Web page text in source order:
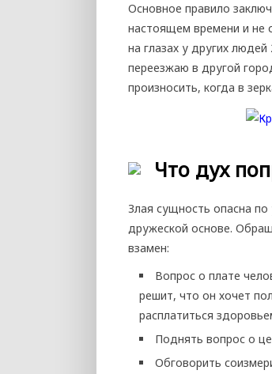
Основное правило
настоящем времени и не
на глазах у других
переезжаю в другой
произносить, когда в
Что дух
Злая сущность опасна
дружеской основе.
взамен:
Вопрос о плате
решит, что он хочет
расплатиться
Поднять вопрос о
Обговорить